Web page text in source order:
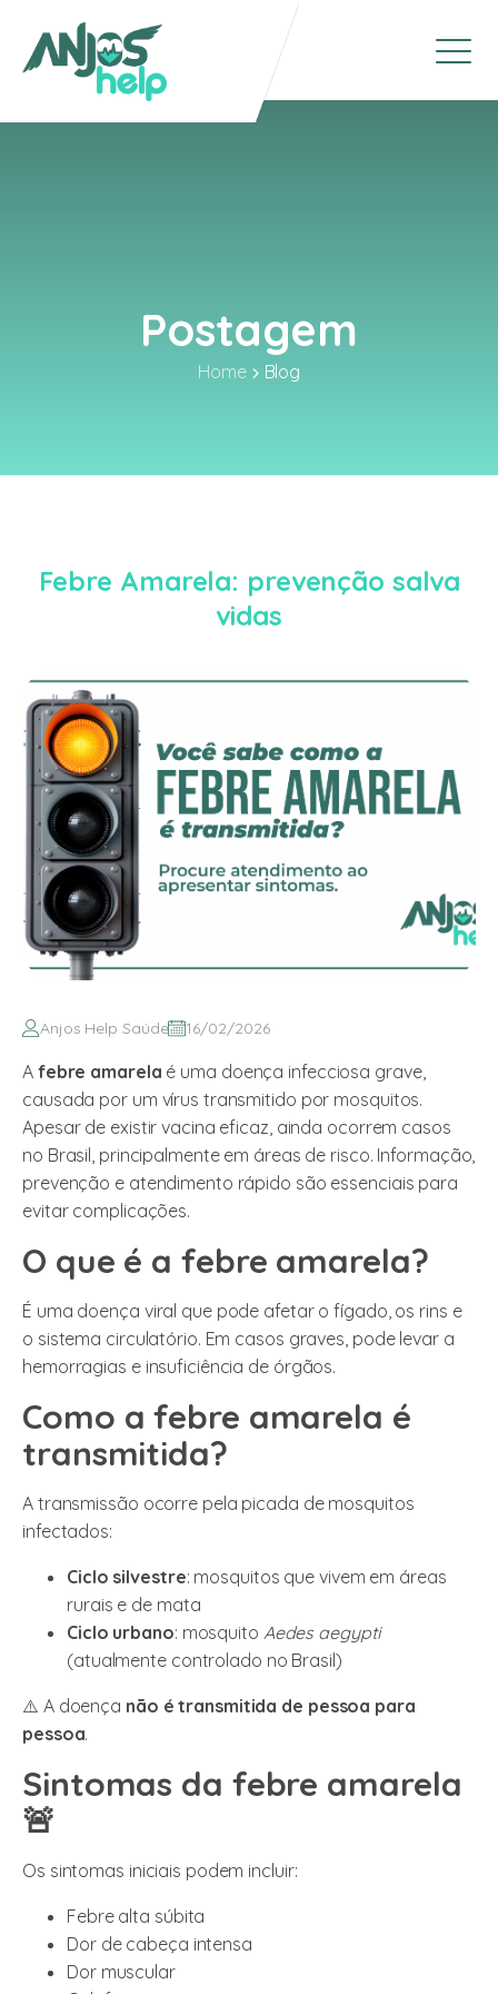
Postagem
Home Blog
Febre Amarela: prevenção salva
vidas
Anjos Help Saúde 16/02/2026
A febre amarela é uma doença infecciosa grave,
causada por um vírus transmitido por mosquitos.
Apesar de existir vacina eficaz, ainda ocorrem casos
no Brasil, principalmente em áreas de risco. Informação,
prevenção e atendimento rápido são essenciais para
evitar complicações.
O que é a febre amarela?
É uma doença viral que pode afetar o fígado, os rins e
o sistema circulatório. Em casos graves, pode levar a
hemorragias e insuficiência de órgãos.
Como a febre amarela é
transmitida?
A transmissão ocorre pela picada de mosquitos
infectados:
Ciclo silvestre: mosquitos que vivem em áreas
rurais e de mata
Ciclo urbano: mosquito Aedes aegypti
(atualmente controlado no Brasil)
⚠️ A doença não é transmitida de pessoa para
pessoa.
Sintomas da febre amarela
🚨
Os sintomas iniciais podem incluir:
Febre alta súbita
Dor de cabeça intensa
Dor muscular